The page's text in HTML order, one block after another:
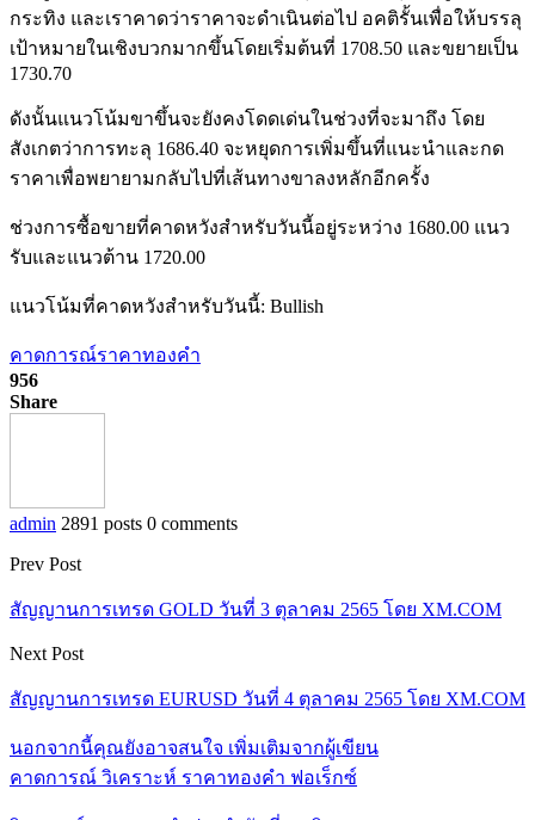
กระทิง และเราคาดว่าราคาจะดำเนินต่อไป อคติรั้นเพื่อให้บรรลุ
เป้าหมายในเชิงบวกมากขึ้นโดยเริ่มต้นที่ 1708.50 และขยายเป็น
1730.70
ดังนั้นแนวโน้มขาขึ้นจะยังคงโดดเด่นในช่วงที่จะมาถึง โดย
สังเกตว่าการทะลุ 1686.40 จะหยุดการเพิ่มขึ้นที่แนะนำและกด
ราคาเพื่อพยายามกลับไปที่เส้นทางขาลงหลักอีกครั้ง
ช่วงการซื้อขายที่คาดหวังสำหรับวันนี้อยู่ระหว่าง 1680.00 แนว
รับและแนวต้าน 1720.00
แนวโน้มที่คาดหวังสำหรับวันนี้: Bullish
คาดการณ์ราคาทองคำ
956
Share
admin 2891 posts 0 comments
Prev Post
สัญญานการเทรด GOLD วันที่ 3 ตุลาคม 2565 โดย XM.COM
Next Post
สัญญานการเทรด EURUSD วันที่ 4 ตุลาคม 2565 โดย XM.COM
นอกจากนี้คุณยังอาจสนใจ เพิ่มเติมจากผู้เขียน
คาดการณ์ วิเคราะห์ ราคาทองคำ ฟอเร็กซ์